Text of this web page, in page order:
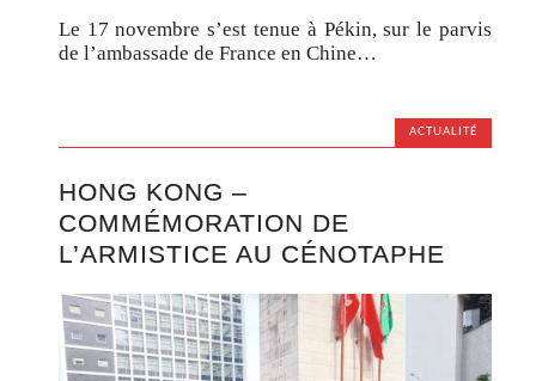
Le 17 novembre s’est tenue à Pékin, sur le parvis
de l’ambassade de France en Chine…
ACTUALITÉ
HONG KONG –
COMMÉMORATION DE
L’ARMISTICE AU CÉNOTAPHE